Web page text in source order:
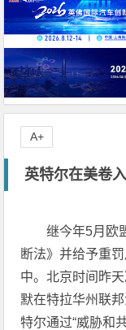
英特尔在美卷
继今年5月欧
断法》并给予重
中。北京时间昨
默在特拉华州联
特尔通过“威胁和
A+